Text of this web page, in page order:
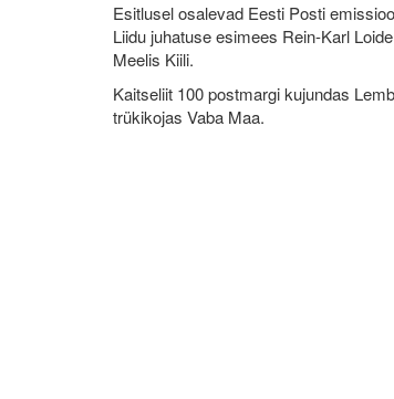
Esitlusel osalevad Eesti Posti
Liidu juhatuse esimees Rein-Karl
Meelis Kiili.
Kaitseliit 100 postmargi kujundas
trükikojas Vaba Maa.